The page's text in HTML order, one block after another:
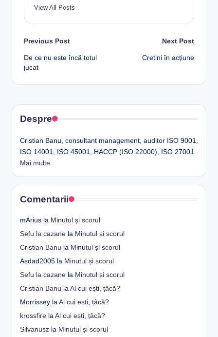
View All Posts
Post
navigation
Previous Post
De ce nu este încă totul
jucat
Next Post
Cretini în acțiune
Despre
Cristian Banu, consultant management, auditor ISO 9001,
ISO 14001, ISO 45001, HACCP (ISO 22000), ISO 27001.
Mai multe
Comentarii
mArius la Minutul și scorul
Sefu la cazane la Minutul și scorul
Cristian Banu la Minutul și scorul
Asdad2005 la Minutul și scorul
Sefu la cazane la Minutul și scorul
Cristian Banu la Al cui ești, țâcă?
Morrissey la Al cui ești, țâcă?
krossfire la Al cui ești, țâcă?
Silvanusz la Minutul și scorul